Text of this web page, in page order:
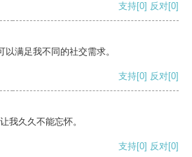
支持[0] 反对[0]
满足我不同的社交需求。
支持[0] 反对[0]
我久久不能忘怀。
支持[0] 反对[0]